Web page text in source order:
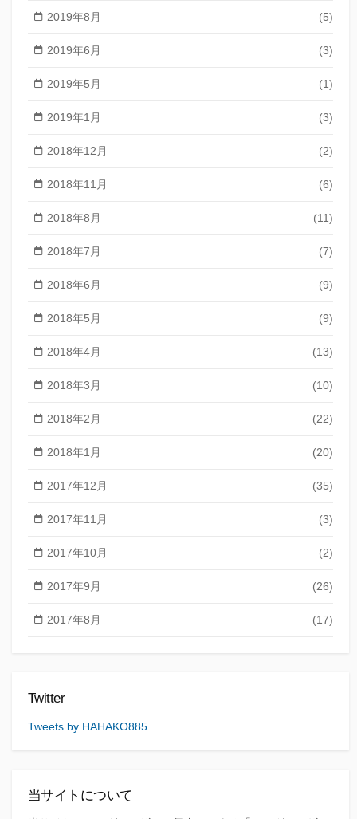
2019年8月 (5)
2019年6月 (3)
2019年5月 (1)
2019年1月 (3)
2018年12月 (2)
2018年11月 (6)
2018年8月 (11)
2018年7月 (7)
2018年6月 (9)
2018年5月 (9)
2018年4月 (13)
2018年3月 (10)
2018年2月 (22)
2018年1月 (20)
2017年12月 (35)
2017年11月 (3)
2017年10月 (2)
2017年9月 (26)
2017年8月 (17)
Twitter
Tweets by HAHAKO885
当サイトについて